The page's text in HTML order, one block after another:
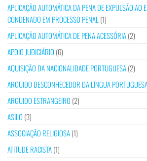
APLICAÇÃO AUTOMÁTICA DA PENA DE EXPULSÃO AO
CONDENADO EM PROCESSO PENAL (1)
APLICAÇÃO AUTOMÁTICA DE PENA ACESSÓRIA(2)
APOIO JUDICIÁRIO (6)
AQUISIÇÃO DA NACIONALIDADE PORTUGUESA(2)
ARGUIDO DESCONHECEDOR DA LÍNGUA
ARGUIDO ESTRANGEIRO (2)
ASILO (3)
ASSOCIAÇÃO RELIGIOSA(1)
ATITUDE RACISTA(1)